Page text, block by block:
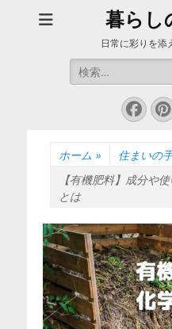
暮らし
日常に彩りを添
検
索:
ホーム » 住まいの
【有機肥料】成分や
とは